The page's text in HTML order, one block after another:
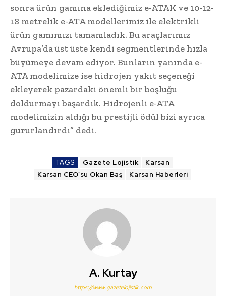
sonra ürün gamına eklediğimiz e-ATAK ve 10-12-
18 metrelik e-ATA modellerimiz ile elektrikli
ürün gamımızı tamamladık. Bu araçlarımız
Avrupa’da üst üste kendi segmentlerinde hızla
büyümeye devam ediyor. Bunların yanında e-
ATA modelimize ise hidrojen yakıt seçeneği
ekleyerek pazardaki önemli bir boşluğu
doldurmayı başardık. Hidrojenli e-ATA
modelimizin aldığı bu prestijli ödül bizi ayrıca
gururlandırdı” dedi.
TAGS Gazete Lojistik
Karsan
Karsan CEO’su Okan Baş
Karsan Haberleri
A. Kurtay
https://www.gazetelojistik.com